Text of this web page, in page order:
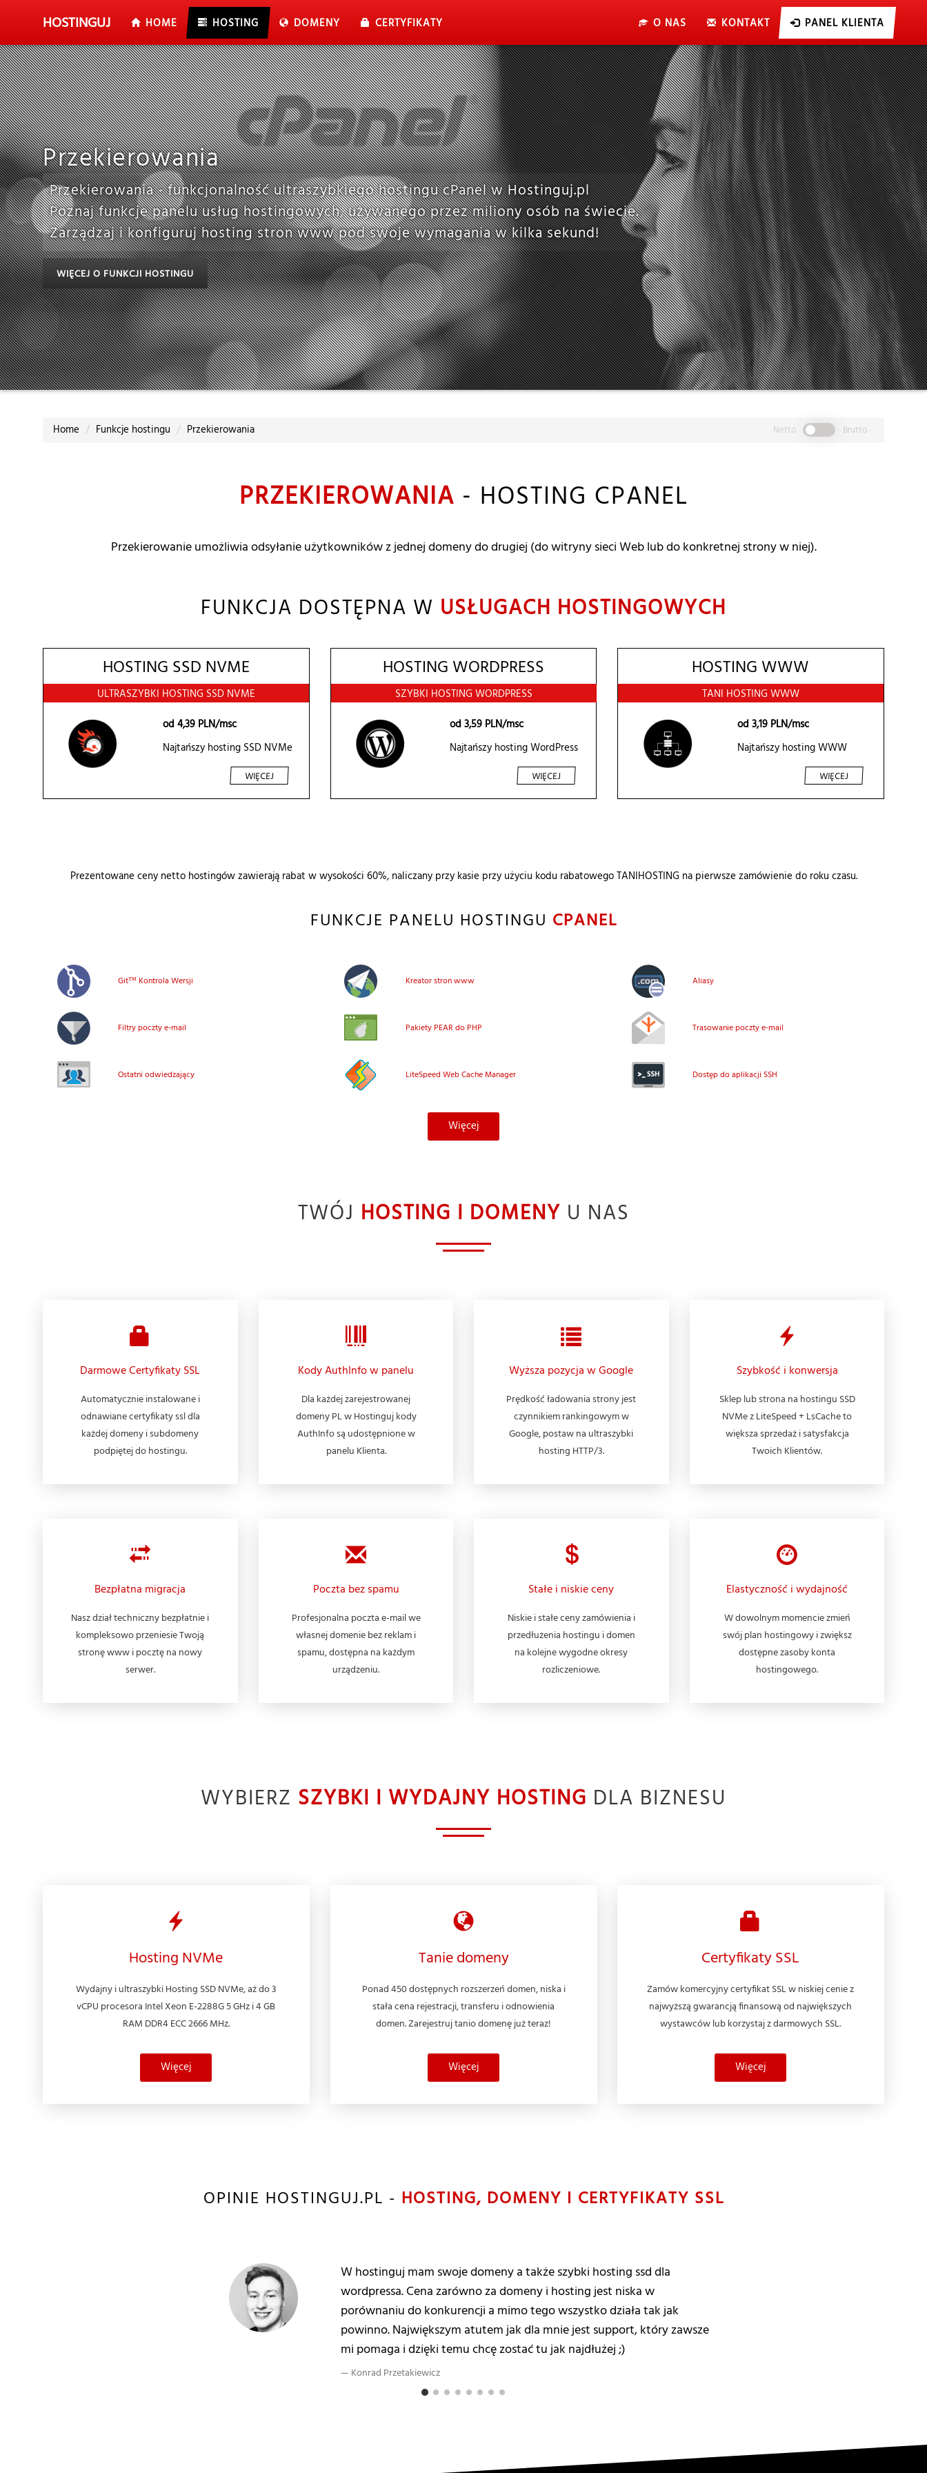
HOSTINGUJ HOME HOSTING DOMENY CERTYFIKATY O NAS KONTAKT PANEL KLIENTA
Przekierowania
Przekierowania - funkcjonalność ultraszybkiego hostingu cPanel w Hostinguj.pl
Poznaj funkcje panelu usług hostingowych, używanego przez miliony osób na świecie.
Zarządzaj i konfiguruj hosting stron www pod swoje wymagania w kilka sekund!
WIĘCEJ O FUNKCJI HOSTINGU
Home Funkcje hostingu Przekierowania Netto Brutto
PRZEKIEROWANIA - HOSTING CPANEL
Przekierowanie umożliwia odsyłanie użytkowników z jednej domeny do drugiej (do witryny sieci Web lub do konkretnej strony w niej).
FUNKCJA DOSTĘPNA W USŁUGACH HOSTINGOWYCH
HOSTING SSD NVME
ULTRASZYBKI HOSTING SSD NVME
od 4,39PLN/msc
Najtańszy hosting SSD NVMe
WIĘCEJ
HOSTING WORDPRESS
SZYBKI HOSTING WORDPRESS
od 3,59 PLN/msc
Najtańszy hosting WordPress
WIĘCEJ
HOSTING WWW
TANI HOSTING WWW
od 3,19 PLN/msc
Najtańszy hosting WWW
WIĘCEJ
Prezentowane ceny nettohostingów zawierają rabat w wysokości 60%, naliczany przy kasie przy użyciu kodu rabatowego TANIHOSTING na pierwsze zamówienie do roku czasu.
FUNKCJE PANELU HOSTINGU CPANEL
Git™ Kontrola Wersji Kreator stron www Aliasy
Filtry poczty e-mail Pakiety PEAR do PHP Trasowanie poczty e-mail
Ostatni odwiedzający LiteSpeed Web Cache Manager Dostęp do aplikacji SSH
Więcej
TWÓJ HOSTING I DOMENY U NAS
Darmowe Certyfikaty SSL
Automatycznie instalowane i
odnawiane certyfikaty ssl dla
każdej domeny i subdomeny
podpiętej do hostingu.
Kody AuthInfo w panelu
Dla każdej zarejestrowanej
domeny PL w Hostinguj kody
AuthInfo są udostępnione w
panelu Klienta.
Wyższa pozycja w Google
Prędkość ładowania strony jest
czynnikiem rankingowym w
Google, postaw na ultraszybki
hosting HTTP/3.
Szybkość i konwersja
Sklep lub strona na hostingu SSD
NVMe z LiteSpeed + LsCache to
większa sprzedaż i satysfakcja
Twoich Klientów.
Bezpłatna migracja
Nasz dział techniczny bezpłatnie i
kompleksowo przeniesie Twoją
stronę www i pocztę na nowy
serwer.
Poczta bez spamu
Profesjonalna poczta e-mail we
własnej domenie bez reklam i
spamu, dostępna na każdym
urządzeniu.
Stałe i niskie ceny
Niskie i stałe ceny zamówienia i
przedłużenia hostingu i domen
na kolejne wygodne okresy
rozliczeniowe.
Elastyczność i wydajność
W dowolnym momencie zmień
swój plan hostingowy i zwiększ
dostępne zasoby konta
hostingowego.
WYBIERZ SZYBKI I WYDAJNY HOSTING DLA BIZNESU
Hosting NVMe
Wydajny i ultraszybki Hosting SSD NVMe, aż do 3
vCPU procesora Intel Xeon E-2288G 5 GHz i 4 GB
RAM DDR4 ECC 2666 MHz.
Więcej
Tanie domeny
Ponad 450 dostępnych rozszerzeń domen, niska i
stała cena rejestracji, transferu i odnowienia
domen. Zarejestruj tanio domenę już teraz!
Więcej
Certyfikaty SSL
Zamów komercyjny certyfikat SSL w niskiej cenie z
najwyższą gwarancją finansową od największych
wystawców lub korzystaj z darmowych SSL.
Więcej
OPINIE HOSTINGUJ.PL - HOSTING, DOMENY I CERTYFIKATY SSL
W hostinguj mam swoje domeny a także szybki hosting ssd dla
wordpressa. Cena zarówno za domeny i hosting jest niska w
porównaniu do konkurencji a mimo tego wszystko działa tak jak
powinno. Największym atutem jak dla mnie jest support, który zawsze
mi pomaga i dzięki temu chcę zostać tu jak najdłużej ;)
Konrad Przetakiewicz